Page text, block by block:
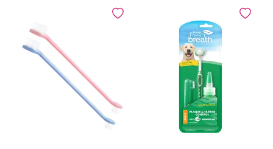
Dodaj do ulubionych Dodaj